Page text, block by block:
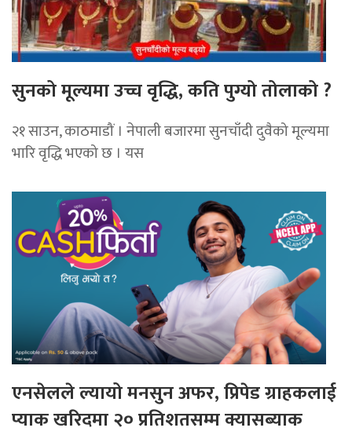
सुनको मूल्यमा उच्च वृद्धि, कति पुग्यो तोलाको ?
२१ साउन, काठमाडौं । नेपाली बजारमा सुनचाँदी दुवैको मूल्यमा
भारि वृद्धि भएको छ । यस
एनसेलले ल्यायो मनसुन अफर, प्रिपेड ग्राहकलाई
प्याक खरिदमा २० प्रतिशतसम्म क्यासब्याक